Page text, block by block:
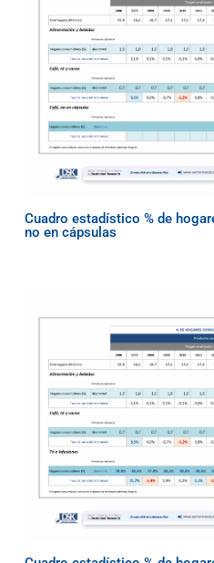
Cuadro estadístico % de
no en cápsulas